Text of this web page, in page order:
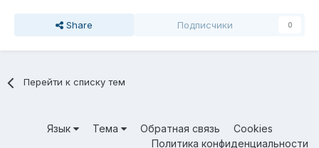
Share Подписчики 0
Перейти к списку тем
Язык Тема Обратная связь
Cookies
Политика конфиденциальности